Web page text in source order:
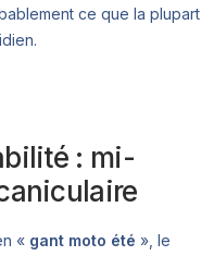
ce que la plupart
: mi-
« gant moto été », le